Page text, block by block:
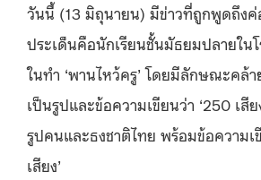
วันนี้ (13 มิถุนายน) มีข่าวที่ถูกพูดถึงค่
ประเด็นคือนักเรียนชั้นมัธยมปลายใน
ในทำ ‘พานไหว้ครู’ โดยมีลักษณะคล้า
เป็นรูปและข้อความเขียนว่า ‘250 เสี
รูปคนและธงชาติไทย พร้อมข้อความเ
เสียง’